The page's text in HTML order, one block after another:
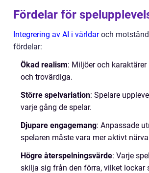
Fördelar för
Integrering av AI i världaroch
fördelar:
Ökad realism: Miljöer och
och trovärdiga.
Större spelvariation: Spelare
varje gång de spelar.
Djupare engagemang: Anpassade
spelaren måste vara mer aktivt
Högre återspelningsvärde: Varje
skilja sig från den förra, vilket lockar